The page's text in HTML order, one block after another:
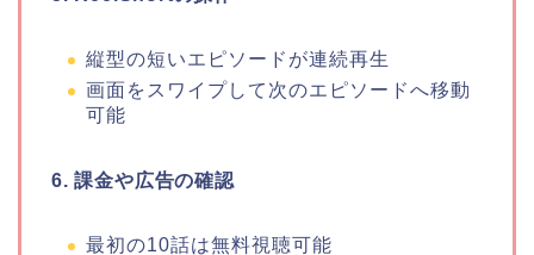
縦型の短いエピソードが連続再生
画面をスワイプして次のエピソードへ移動
可能
6. 課金や広告の確認
最初の10話は無料視聴可能